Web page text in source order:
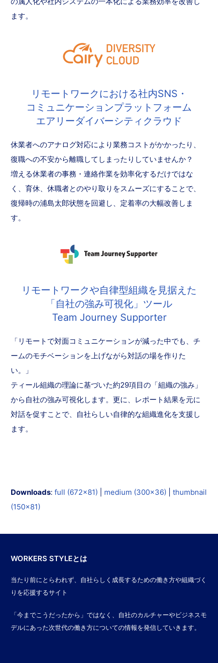
ます。
リモートワークにおける社内SNS・
コミュニケーションプラットフォーム
エアリーダイバーシティクラウド
休業者へのアナログ対応により業務コストがかかったり、
復職への不安から離職してしまったりしていませんか？
増える休業者の事務・連絡作業を効率化するだけではな
く、育休、休職者とのやり取りをスムーズにすることで、
復帰時の浦島太郎状態を回避し、定着率の大幅改善しま
す。
リモートワークや自律型組織を見据えた
「自社の強み可視化」ツール
Team Journey Supporter
「リモートで対面コミュニケーションが減った中でも、チ
ームのモチベーションを上げながら対話の場を作りた
い。」
ティール組織の理論に基づいた約29項目の「組織の強み」
から自社の強み可視化します。更に、レポート結果を元に
対話を促すことで、自社らしい自律的な組織進化を支援し
ます。
Downloads:full (672x81) medium (300x36) |thumbnail
(150x81)
WORKERS STYLEとは
当たり前にとらわれず、自社らしく成長するための働き方や組織づく
りを応援するサイト
「今までこうだったから」ではなく、自社のカルチャーやビジネスモ
デルにあった次世代の働き方についての情報を発信していきます。